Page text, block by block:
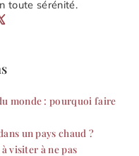
toute sérénité.
monde : pourquoi faire
un pays chaud ?
visiter à ne pas